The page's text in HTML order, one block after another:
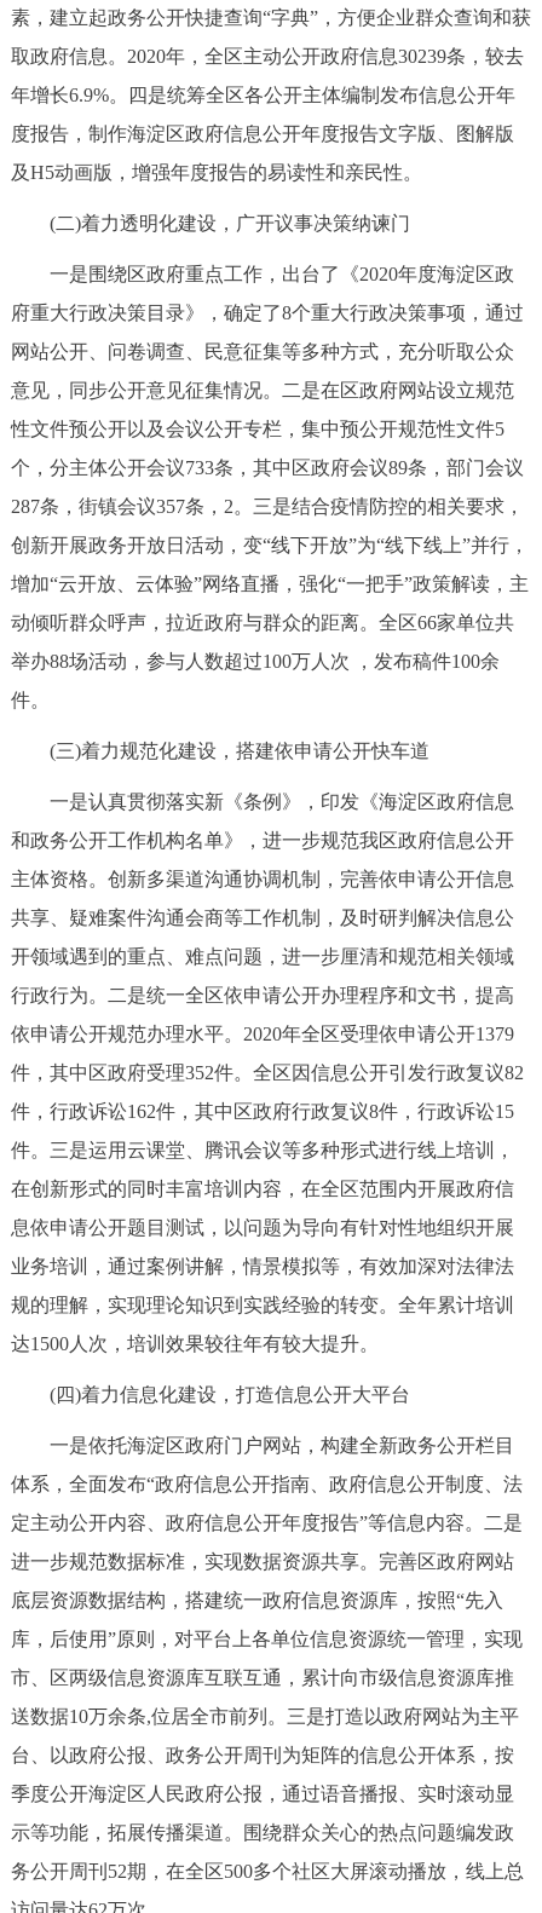
ENGLISH 한국어 日本語
DEUTSCH FRANÇAIS РУССКИЙ ЯЗЫК
ITALIANO
回到顶部
素，建立起政务公开快捷查询“字典”，方便企业群众查询和获
取政府信息。2020年，全区主动公开政府信息30239条，较去
年增长6.9%。四是统筹全区各公开主体编制发布信息公开年
度报告，制作海淀区政府信息公开年度报告文字版、图解版
及H5动画版，增强年度报告的易读性和亲民性。
(二)着力透明化建设，广开议事决策纳谏门
一是围绕区政府重点工作，出台了《2020年度海淀区政
府重大行政决策目录》，确定了8个重大行政决策事项，通过
网站公开、问卷调查、民意征集等多种方式，充分听取公众
意见，同步公开意见征集情况。二是在区政府网站设立规范
性文件预公开以及会议公开专栏，集中预公开规范性文件5
个，分主体公开会议733条，其中区政府会议89条，部门会议
287条，街镇会议357条，2。三是结合疫情防控的相关要求，
创新开展政务开放日活动，变“线下开放”为“线下线上”并行，
增加“云开放、云体验”网络直播，强化“一把手”政策解读，主
动倾听群众呼声，拉近政府与群众的距离。全区66家单位共
举办88场活动，参与人数超过100万人次 ，发布稿件100余
件。
(三)着力规范化建设，搭建依申请公开快车道
一是认真贯彻落实新《条例》，印发《海淀区政府信息
和政务公开工作机构名单》，进一步规范我区政府信息公开
主体资格。创新多渠道沟通协调机制，完善依申请公开信息
共享、疑难案件沟通会商等工作机制，及时研判解决信息公
开领域遇到的重点、难点问题，进一步厘清和规范相关领域
行政行为。二是统一全区依申请公开办理程序和文书，提高
依申请公开规范办理水平。2020年全区受理依申请公开1379
件，其中区政府受理352件。全区因信息公开引发行政复议82
件，行政诉讼162件，其中区政府行政复议8件，行政诉讼15
件。三是运用云课堂、腾讯会议等多种形式进行线上培训，
在创新形式的同时丰富培训内容，在全区范围内开展政府信
息依申请公开题目测试，以问题为导向有针对性地组织开展
业务培训，通过案例讲解，情景模拟等，有效加深对法律法
规的理解，实现理论知识到实践经验的转变。全年累计培训
达1500人次，培训效果较往年有较大提升。
(四)着力信息化建设，打造信息公开大平台
一是依托海淀区政府门户网站，构建全新政务公开栏目
体系，全面发布“政府信息公开指南、政府信息公开制度、法
定主动公开内容、政府信息公开年度报告”等信息内容。二是
进一步规范数据标准，实现数据资源共享。完善区政府网站
底层资源数据结构，搭建统一政府信息资源库，按照“先入
库，后使用”原则，对平台上各单位信息资源统一管理，实现
市、区两级信息资源库互联互通，累计向市级信息资源库推
送数据10万余条,位居全市前列。三是打造以政府网站为主平
台、以政府公报、政务公开周刊为矩阵的信息公开体系，按
季度公开海淀区人民政府公报，通过语音播报、实时滚动显
示等功能，拓展传播渠道。围绕群众关心的热点问题编发政
务公开周刊52期，在全区500多个社区大屏滚动播放，线上总